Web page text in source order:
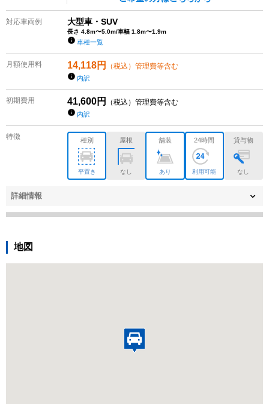
対応車両例 大型車・SUV
長さ 4.8m〜5.0m/車幅 1.8m〜1.9m
車種一覧
月額使用料 14,118円 （税込）管理費等含む
内訳
初期費用 41,600円 （税込）管理費等含む
内訳
特徴 種別
平置き
屋根
なし
舗装
あり
24時間
利用可能
貸与物
なし
詳細情報
地図